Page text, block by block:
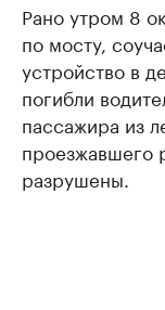
Рано утром 8
по мосту,
устройство в
погибли
пассажира из
проезжавшего
разрушены.